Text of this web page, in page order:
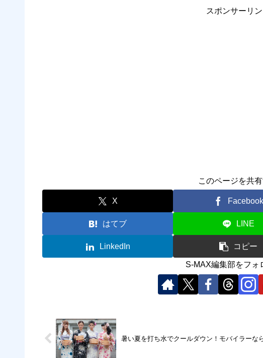
スポンサーリ
このページを共
X Facebook
はてブ LINE
LinkedIn コピー
S-MAX編集部をフォ
暑い夏を打ち水でクールダウン！モバイラーな